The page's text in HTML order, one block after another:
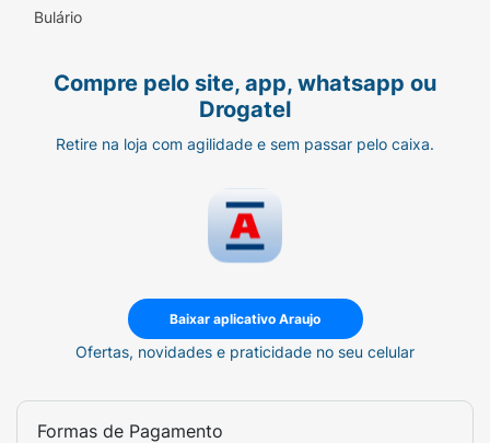
Bulário
Compre pelo site, app, whatsapp ou
Drogatel
Retire na loja com agilidade e sem passar pelo caixa.
Baixar aplicativo Araujo
Ofertas, novidades e praticidade no seu celular
Formas de Pagamento